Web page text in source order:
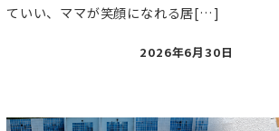
ていい、ママが笑顔になれる居[…]
投
2026年6月30日